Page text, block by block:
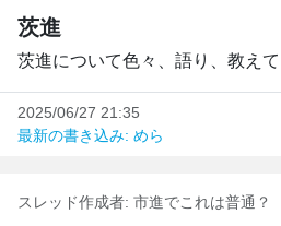
茨進
2025/06/27 21:35
最新の書き込み: めら
スレッド作成者: 市進でこれは普通？